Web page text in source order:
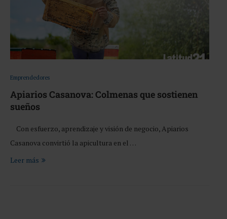
Emprendedores
Apiarios Casanova: Colmenas que sostienen
sueños
Con esfuerzo, aprendizaje y visión de negocio, Apiarios
Casanova convirtió la apicultura en el …
Leer más